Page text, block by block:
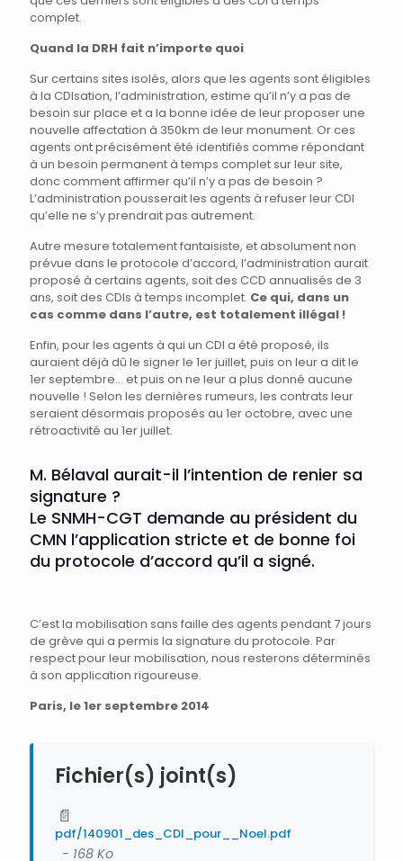
complet.
Quand la DRH fait n’importe quoi
Sur certains sites isolés, alors que les agents sont éligibles
à la CDIsation, l’administration, estime qu’il n’y a pas de
besoin sur place et a la bonne idée de leur proposer une
nouvelle affectation à 350km de leur monument. Or ces
agents ont précisément été identifiés comme répondant
à un besoin permanent à temps complet sur leur site,
donc comment affirmer qu’il n’y a pas de besoin ?
L’administration pousserait les agents à refuser leur CDI
qu’elle ne s’y prendrait pas autrement.
Autre mesure totalement fantaisiste, et absolument non
prévue dans le protocole d’accord, l’administration aurait
proposé à certains agents, soit des CCD annualisés de 3
ans, soit des CDIs à temps incomplet. Ce qui, dans un
cas comme dans l’autre, est totalement illégal !
Enfin, pour les agents à qui un CDI a été proposé, ils
auraient déjà dû le signer le 1er juillet, puis on leur a dit le
1er septembre… et puis on ne leur a plus donné aucune
nouvelle ! Selon les dernières rumeurs, les contrats leur
seraient désormais proposés au 1er octobre, avec une
rétroactivité au 1er juillet.
M. Bélaval aurait-il l’intention de renier sa
signature ?
Le SNMH-CGT demande au président du
CMN l’application stricte et de bonne foi
du protocole d’accord qu’il a signé.
C’est la mobilisation sans faille des agents pendant 7 jours
de grève qui a permis la signature du protocole. Par
respect pour leur mobilisation, nous resterons déterminés
à son application rigoureuse.
Paris, le 1er septembre 2014
Fichier(s) joint(s)
📄
pdf/140901_des_CDI_pour__Noel.pdf
- 168 Ko